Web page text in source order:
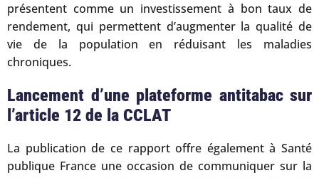
présentent comme un investissement à bon taux de
rendement, qui permettent d’augmenter la qualité de
vie de la population en réduisant les maladies
chroniques.
Lancement d’une plateforme antitabac sur
l’article 12 de la CCLAT
La publication de ce rapport offre également à Santé
publique France une occasion de communiquer sur la